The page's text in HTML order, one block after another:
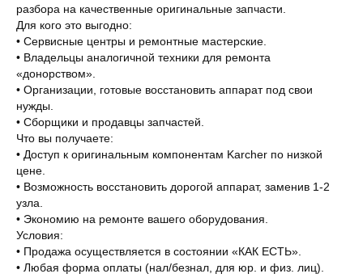
разбора на качественные оригинальные запчасти.
Для кого это выгодно:
• Сервисные центры и ремонтные мастерские.
• Владельцы аналогичной техники для ремонта
«донорством».
• Организации, готовые восстановить аппарат под свои
нужды.
• Сборщики и продавцы запчастей.
Что вы получаете:
• Доступ к оригинальным компонентам Karcher по низкой
цене.
• Возможность восстановить дорогой аппарат, заменив 1-2
узла.
• Экономию на ремонте вашего оборудования.
Условия:
• Продажа осуществляется в состоянии «КАК ЕСТЬ».
• Любая форма оплаты (нал/безнал, для юр. и физ. лиц).